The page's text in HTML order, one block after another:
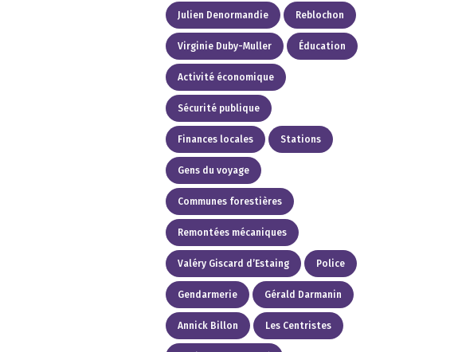
Julien Denormandie Reblochon
Virginie Duby-Muller Éducation
Activité économique
Sécurité publique
Finances locales Stations
Gens du voyage
Communes forestières
Remontées mécaniques
Valéry Giscard d’Estaing Police
Gendarmerie Gérald Darmanin
Annick Billon Les Centristes